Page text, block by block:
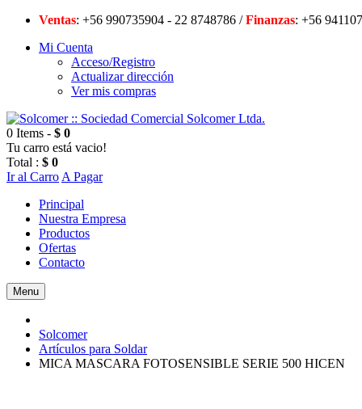
Ventas: +56 990735904 - 22 8748786 /Finanzas: +56
Mi Cuenta
Acceso/Registro
Actualizar dirección
Ver mis compras
0 Items - $ 0
Tu carro está vacio!
Total : $ 0
Ir al Carro A Pagar
Principal
Nuestra Empresa
Productos
Ofertas
Contacto
Menu
Solcomer
Artículos para Soldar
MICA MASCARA FOTOSENSIBLE SERIE 500 HICEN